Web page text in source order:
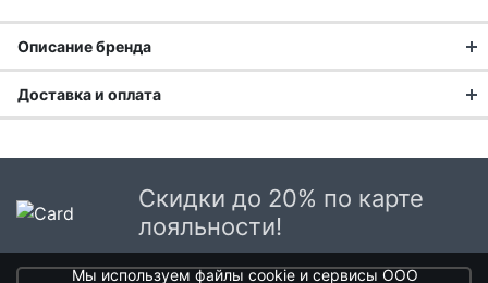
Описание бренда
Итальянский стиль для вашего
Доставка и оплата
Доставка в Москве и области
В Москве и Московской области доставка курьером до
Стоимость доставки в Москве в пределах МКАД399 руб.
Скидки до 20% по карте
лояльности!
Мы используем файлы cookie и сервисы ООО